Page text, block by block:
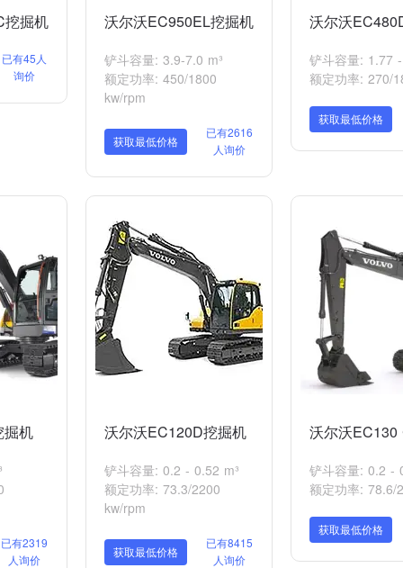
维护保养工作也能减少故障灯亮起的可能性。
挖掘机
已有45人
询价
沃尔沃EC950EL挖掘机
铲斗容量: 3.9-7.0 m³
额定功率: 450/1800
kw/rpm
获取最低价格
已有2616
人询价
沃尔沃
铲斗容量: 1.77
额定功率: 270/
获取最低价格
掘机
已有2319
人询价
沃尔沃EC120D挖掘机
铲斗容量: 0.2 - 0.52 m³
额定功率: 73.3/2200
kw/rpm
获取最低价格
已有8415
人询价
沃尔沃
铲斗容量: 0.2 -
额定功率: 78.6/
获取最低价格